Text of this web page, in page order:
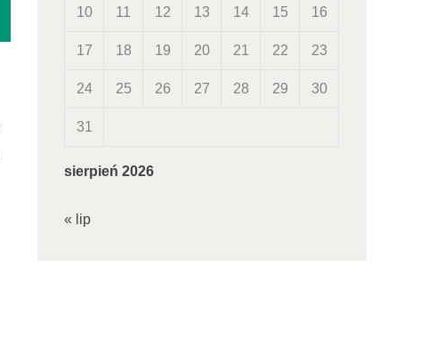
sierpień 2026
10 11 12 13 14 15 16
17 18 19 20 21 22 23
24 25 26 27 28 29 30
31
« lip